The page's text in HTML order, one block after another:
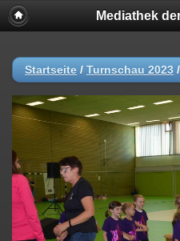
Mediathek
Startseite / Turnschau 2023 /